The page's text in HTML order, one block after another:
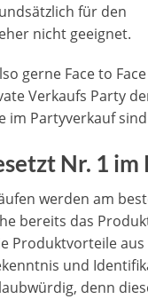
für den
nicht geeignet.
gerne Face to
Verkaufs Party
im Partyverkauf
Nr. 1
werden am
bereits das
Produktvorteile
und
denn